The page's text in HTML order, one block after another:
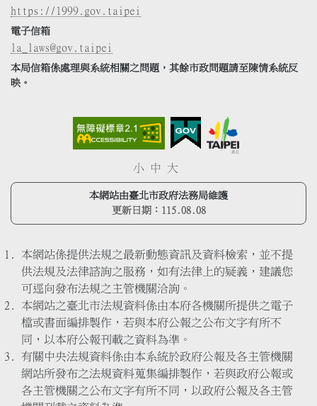
https://1999.gov.taipei
電子信箱
la_laws@gov.taipei
本局信箱係處理與系統相關之問題，其餘市政問題請至陳情系統反
映。
小 中 大
本網站由臺北市政府法務局維護
更新日期： 115.08.08
本網站係提供法規之最新動態資訊及資料檢索，並不提
供法規及法律諮詢之服務，如有法律上的疑義，建議您
可逕向發布法規之主管機關洽詢。
本網站之臺北市法規資料係由本府各機關所提供之電子
檔或書面編排製作，若與本府公報之公布文字有所不
同，以本府公報刊載之資料為準。
有關中央法規資料係由本系統於政府公報及各主管機關
網站所發布之法規資料蒐集編排製作，若與政府公報或
各主管機關之公布文字有所不同，以政府公報及各主管